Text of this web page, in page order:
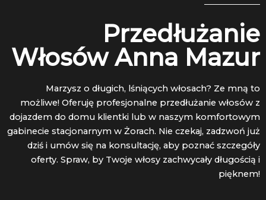
b
o
o
k
-
f
a
g
r
a
m
Przedłużanie
Włosów Anna Mazur
Marzysz o długich, lśniących włosach? Ze mną to
możliwe! Oferuję profesjonalne przedłużanie włosów z
dojazdem do domu klientki lub w naszym komfortowym
gabinecie stacjonarnym w Żorach. Nie czekaj, zadzwoń już
dziś i umów się na konsultację, aby poznać szczegóły
oferty. Spraw, by Twoje włosy zachwycały długością i
pięknem!